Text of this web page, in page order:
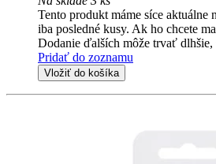
Tento produkt máme síce aktuálne
iba posledné kusy. Ak ho chcete
Dodanie ďalších môže trvať
Pridať do zoznamu
Vložiť do košíka